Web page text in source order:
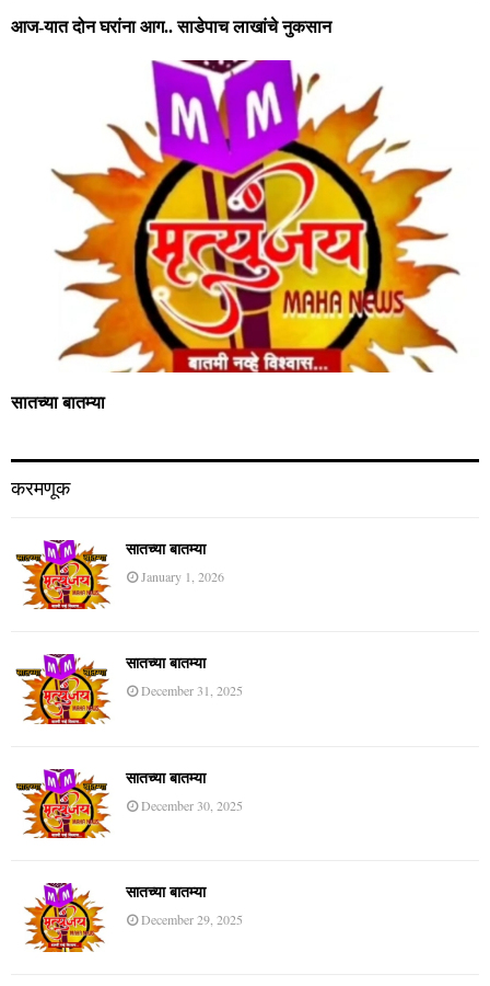
आज-यात दोन घरांना आग.. साडेपाच लाखांचे नुकसान
सातच्या बातम्या
करमणूक
सातच्या बातम्या
January 1, 2026
सातच्या बातम्या
December 31, 2025
सातच्या बातम्या
December 30, 2025
सातच्या बातम्या
December 29, 2025